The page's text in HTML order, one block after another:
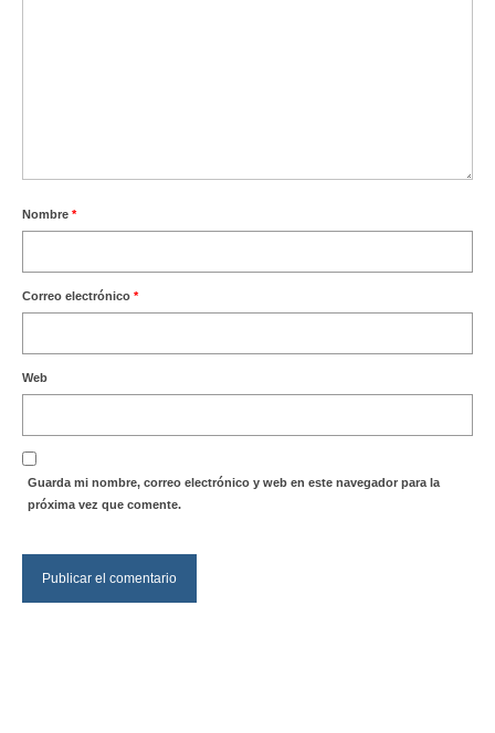
Nombre *
Correo electrónico *
Web
Guarda mi nombre, correo electrónico y web en este navegador para la
próxima vez que comente.